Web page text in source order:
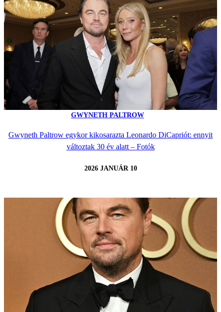
GWYNETH PALTROW
Gwyneth Paltrow egykor kikosarazta Leonardo DiCapriót: ennyit
változtak 30 év alatt – Fotók
2026 JANUÁR 10